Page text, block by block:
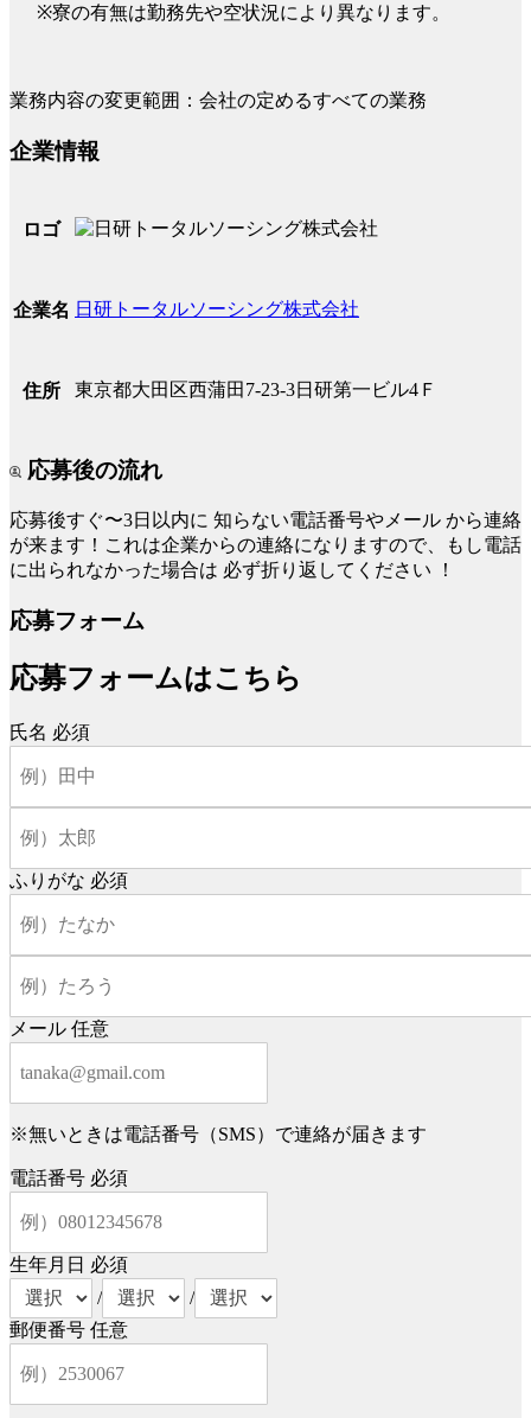
※寮の有無は勤務先や空状況により異なります。
業務内容の変更範囲：会社の定めるすべての業務
企業情報
ロゴ
企業名 日研トータルソーシング株式会社
住所 東京都大田区西蒲田7-23-3日研第一ビル4Ｆ
応募後の流れ
応募後すぐ〜3日以内に 知らない電話番号やメール から連絡
が来ます！これは企業からの連絡になりますので、もし電話
に出られなかった場合は 必ず折り返してください ！
応募フォーム
応募フォームはこちら
氏名 必須
ふりがな 必須
メール 任意
※無いときは電話番号（SMS）で連絡が届きます
電話番号 必須
生年月日 必須
/
/
郵便番号 任意